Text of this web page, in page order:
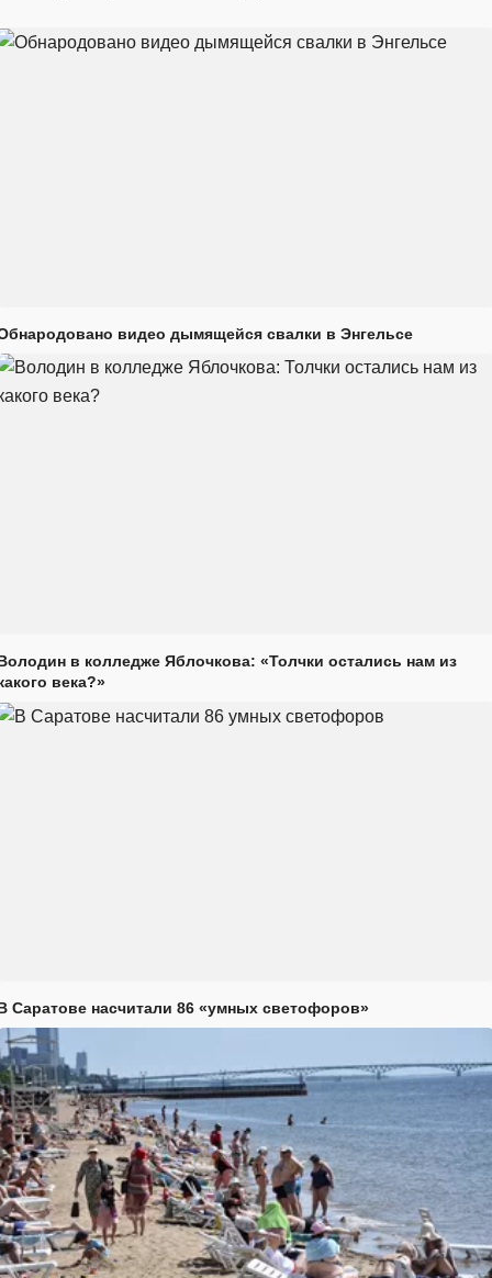
видео дымящейся свалки в Энгельсе
в колледже Яблочкова: «Толчки остались нам из
века?»
Саратове насчитали 86 «умных светофоров»